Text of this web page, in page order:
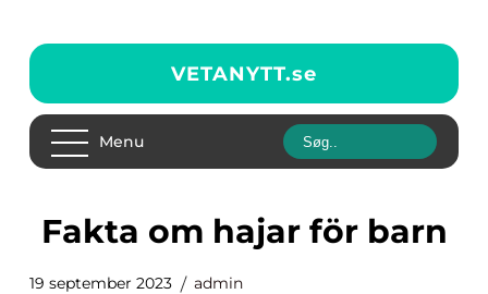
VETANYTT.se
Menu
fakta om hajar för barn
19 september 2023 admin